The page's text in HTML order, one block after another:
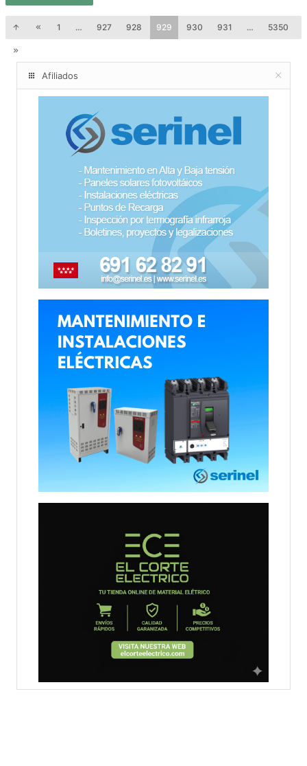
1 … 927 928 929 930 931 … 5350
Afiliados